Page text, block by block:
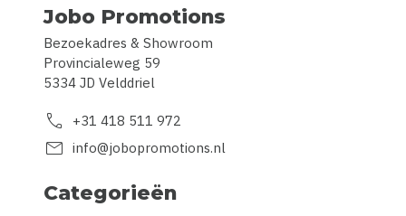
Jobo Promotions
Bezoekadres & Showroom
Provincialeweg 59
5334 JD Velddriel
call +31 418 511 972
mail info@jobopromotions.nl
Categorieën